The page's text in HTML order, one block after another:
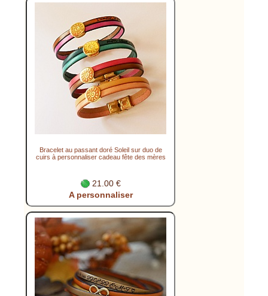
Bracelet au passant doré Soleil sur duo de
cuirs à personnaliser cadeau fête des mères
21.00 €
A personnaliser